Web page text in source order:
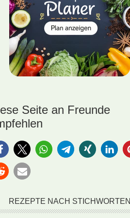
Seite an Freunde
REZEPTE NACH STICHWORTEN